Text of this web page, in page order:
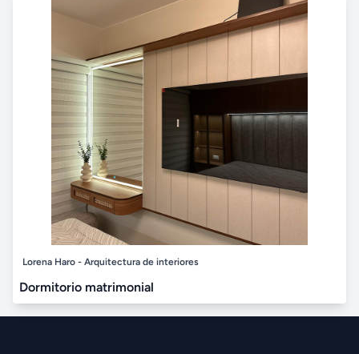
Lorena Haro - Arquitectura de interiores
Dormitorio matrimonial